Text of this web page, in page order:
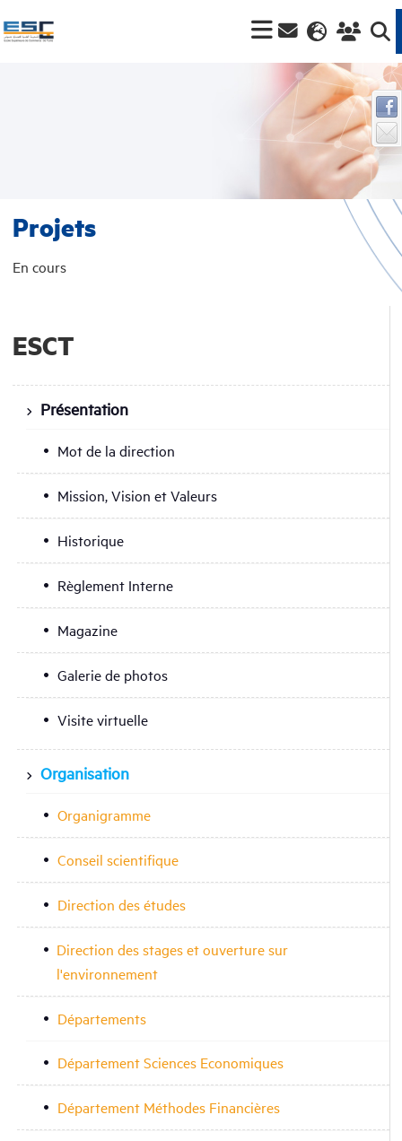
ESCT
Présentation
Mot de la direction
Mission, Vision et Valeurs
Historique
Règlement Interne
Magazine
Galerie de photos
Visite virtuelle
Organisation
Organigramme
Conseil scientifique
Direction des études
Direction des stages et ouverture sur
l'environnement
Départements
Département Sciences Economiques
Département Méthodes Financières
Projets
En cours